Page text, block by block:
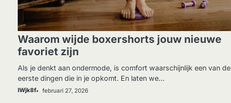
Waarom wijde boxershorts jouw nieuwe
favoriet zijn
Als je denkt aan ondermode, is comfort waarschijnlijk een van de
eerste dingen die in je opkomt. En laten we…
IWjk8f februari 27, 2026